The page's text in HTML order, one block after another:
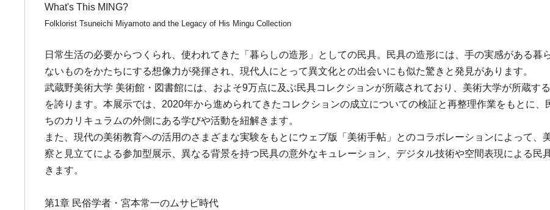
What's This MING?
Folklorist Tsuneichi Miyamoto and the Legacy of His Mingu Collection
日常生活の必要からつくられ、使われてきた「暮らしの造形」としての民具。民具の造形には、手の実感がある暮
ないものをかたちにする想像力が発揮され、現代人にとって異文化との出会いにも似た驚きと発見があります。
武蔵野美術大学 美術館・図書館には、およそ9万点に及ぶ民具コレクションが所蔵されており、美術大学が所蔵す
を誇ります。本展示では、2020年から進められてきたコレクションの成立についての検証と再整理作業をもとに
ちのカリキュラムの外側にある学びや活動を紐解きます。
また、現代の美術教育への活用のさまざまな実験をもとにウェブ版「美術手帖」とのコラボレーションによって、
察と見立てによる参加型展示、異なる背景を持つ民具の意外なキュレーション、デジタル技術や空間表現による民
きます。
第1章 民俗学者・宮本常一のムサビ時代